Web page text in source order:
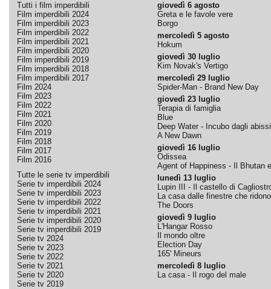
Tutti i film imperdibili
Film imperdibili 2024
Film imperdibili 2023
Film imperdibili 2022
Film imperdibili 2021
Film imperdibili 2020
Film imperdibili 2019
Film imperdibili 2018
Film imperdibili 2017
Film 2024
Film 2023
Film 2022
Film 2021
Film 2020
Film 2019
Film 2018
Film 2017
Film 2016
Tutte le serie tv imperdibili
Serie tv imperdibili 2024
Serie tv imperdibili 2023
Serie tv imperdibili 2022
Serie tv imperdibili 2021
Serie tv imperdibili 2020
Serie tv imperdibili 2019
Serie tv 2024
Serie tv 2023
Serie tv 2022
Serie tv 2021
Serie tv 2020
Serie tv 2019
giovedì 6 agosto
Greta e le favole vere
Borgo
mercoledì 5 agosto
Hokum
giovedì 30 luglio
Kim Novak's Vertigo
mercoledì 29 luglio
Spider-Man - Brand New Day
giovedì 23 luglio
Terapia di famiglia
Blue
Deep Water - Incubo dagli abissi
A New Dawn
giovedì 16 luglio
Odissea
Agent of Happiness - Il Bhutan
lunedì 13 luglio
Lupin III - Il castello di
La casa dalle finestre che ridono
The Doors
giovedì 9 luglio
L'Hangar Rosso
Il mondo oltre
Election Day
165' Mineurs
mercoledì 8 luglio
La casa - Il rogo del male